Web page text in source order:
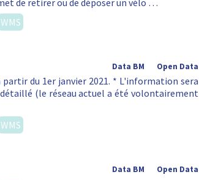
de retirer ou de déposer un vélo …
WMS
Open Data
Data BM
du 1er janvier 2021. * L'information sera
(le réseau actuel a été volontairement
WMS
Open Data
Data BM